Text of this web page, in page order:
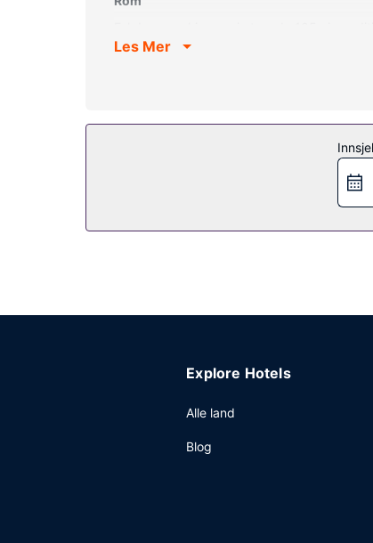
underholdningen er sikret med en 32-
Spis middag på The Bistro, en restaurant
kan slukke tørsten med din yndlingsdrink.
Les Mer
Explore Hotels
Alle land
Blog